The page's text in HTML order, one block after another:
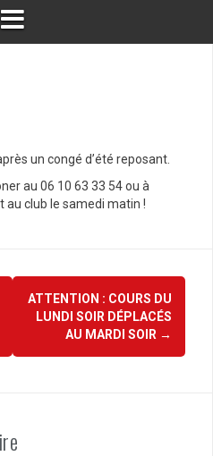
un congé d’été reposant.
au 06 10 63 33 54 ou à
club le samedi matin !
ATTENTION : COURS DU
LUNDI SOIR DÉPLACÉS
AU MARDI SOIR →